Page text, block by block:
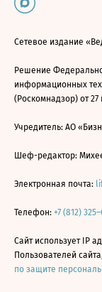
Сетевое издание
Решение
информационных
(Роскомнадзор) от
Учредитель: АО
Шеф-редактор:
Электронная почта:
Телефон: +7 (812)
Сайт использует IP
Пользователей
по защите